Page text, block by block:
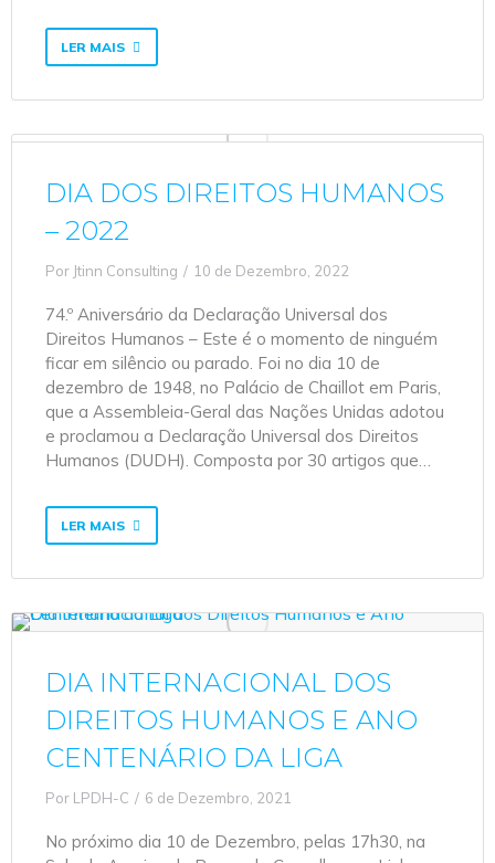
LER MAIS
DIA DOS DIREITOS HUMANOS
– 2022
Por Jtinn Consulting 10 de Dezembro, 2022
74.º Aniversário da Declaração Universal dos
Direitos Humanos – Este é o momento de ninguém
ficar em silêncio ou parado. Foi no dia 10 de
dezembro de 1948, no Palácio de Chaillot em Paris,
que a Assembleia-Geral das Nações Unidas adotou
e proclamou a Declaração Universal dos Direitos
Humanos (DUDH). Composta por 30 artigos que…
LER MAIS
DIA INTERNACIONAL DOS
DIREITOS HUMANOS E ANO
CENTENÁRIO DA LIGA
Por LPDH-C 6 de Dezembro, 2021
No próximo dia 10 de Dezembro, pelas 17h30, na